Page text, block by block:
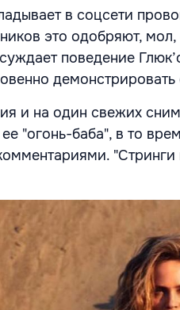
в соцсети
это одобряют, мол,
поведение
и на один свежих
"огонь-баба", в то
"Стринги